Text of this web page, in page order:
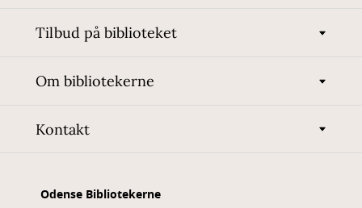
Tilbud på biblioteket
Om bibliotekerne
Kontakt
Odense Bibliotekerne